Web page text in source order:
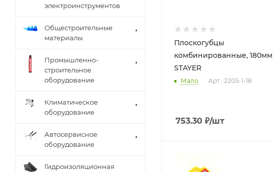
Плоскогубцы
комбинированные, 180мм
STAYER
Мало Арт.: 2205-1-18
753.30 ₽/шт
электроинструментов
Общестроительные
материалы
Промышленно-
строительное
оборудование
Климатическое
оборудование
Автосервисное
оборудование
Гидроизоляционная